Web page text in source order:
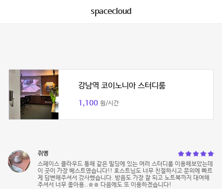
spacecloud
강남역 코이노니아 스터디룸
1,100 원/시간
쥐옝
스페이스 클라우드 통해 같은 빌딩에 있는 여러 스터디룸 이용해보았는데
이 곳이 가장 베스트였습니다!! 호스트님도 너무 친절하시고 문의에 빠르
게 답변해주셔서 감사했습니다. 방음도 가장 잘 되고 노트북까지 대여해
주셔서 너무 좋아용..ㅎㅎ 다음에도 또 이용하겠습니다!